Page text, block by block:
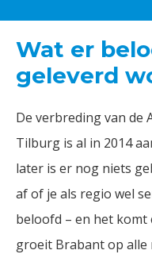
Wat er
geleverd
De verbreding van de
Tilburg is al in 2014
later is er nog niets
af of je als regio wel
beloofd – en het komt
groeit Brabant op alle